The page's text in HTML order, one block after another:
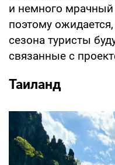
и немного
поэтому
сезона туристы
связанные с
Таиланд